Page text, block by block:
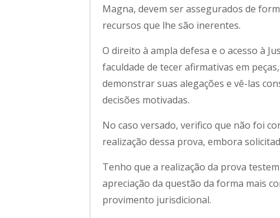
Magna, devem ser assegurados de
recursos que lhe são inerentes.
O direito à ampla defesa e o acesso à
faculdade de tecer afirmativas em
demonstrar suas alegações e vê-las
decisões motivadas.
No caso versado, verifico que não foi
realização dessa prova, embora
Tenho que a realização da prova
apreciação da questão da forma mais
provimento jurisdicional.